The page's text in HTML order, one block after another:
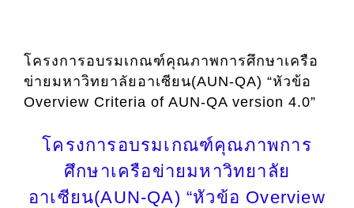
โครงการอบรมเกณฑ์คุณภาพการศึกษาเครือ
ข่ายมหาวิทยาลัยอาเซียน(AUN-QA) “หัวข้อ
Overview Criteria of AUN-QA version 4.0”
โครงการอบรมเกณฑ์คุณภาพการ
ศึกษาเครือข่ายมหาวิทยาลัย
อาเซียน(AUN-QA) “หัวข้อ Overview